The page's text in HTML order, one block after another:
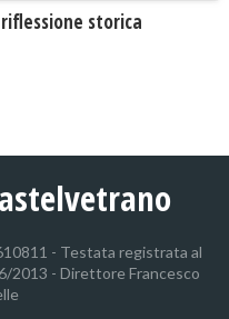
storica
- Testata registrata al
2013 - Direttore Francesco